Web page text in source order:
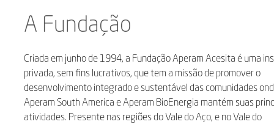
A Fundação
Criada em junho de 1994, a Fundação Aperam Acesita é uma
privada, sem fins lucrativos, que tem a missão de promover o
desenvolvimento integrado e sustentável das comunidades
Aperam South America e Aperam BioEnergia mantém suas
atividades. Presente nas regiões do Vale do Aço, e no Vale do